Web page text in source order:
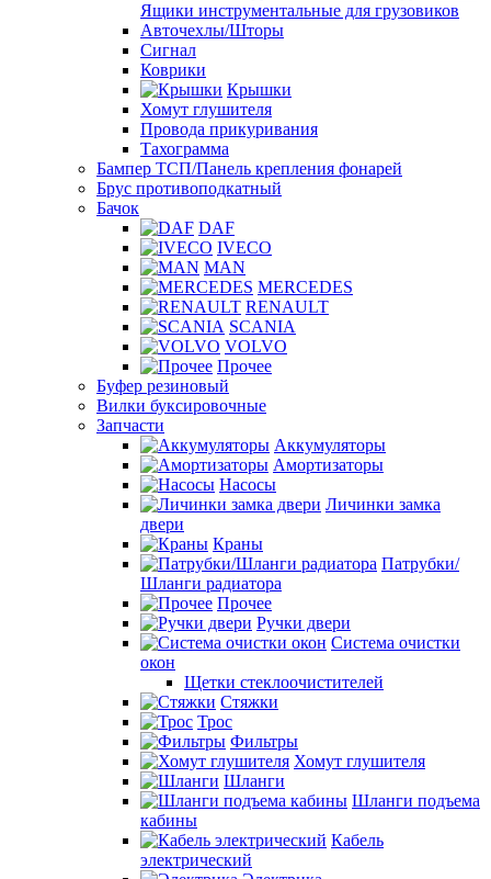
Ящики инструментальные для грузовиков
Авточехлы/Шторы
Сигнал
Коврики
Крышки
Хомут глушителя
Провода прикуривания
Тахограмма
Бампер ТСП/Панель крепления фонарей
Брус противоподкатный
Бачок
DAF
IVECO
MAN
MERCEDES
RENAULT
SCANIA
VOLVO
Прочее
Буфер резиновый
Вилки буксировочные
Запчасти
Аккумуляторы
Амортизаторы
Насосы
Личинки замка
двери
Краны
Патрубки/
Шланги радиатора
Прочее
Ручки двери
Система очистки
окон
Щетки стеклоочистителей
Стяжки
Трос
Фильтры
Хомут глушителя
Шланги
Шланги подъема
кабины
Кабель
электрический